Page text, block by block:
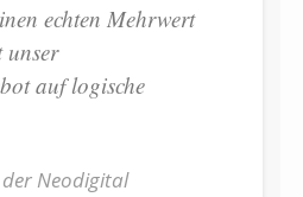
echten Mehrwert
unser
auf logische
der Neodigital